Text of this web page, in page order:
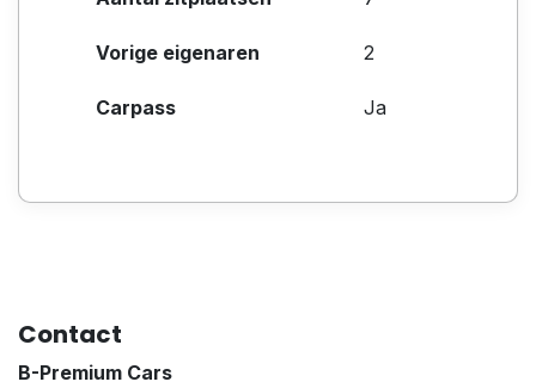
Vorige eigenaren 2
Carpass Ja
Contact
B-Premium Cars